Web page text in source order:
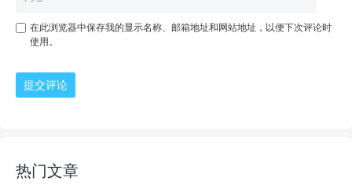
在此浏览器中保存我的显示名称、邮箱地址和网站地址，以便下次评论时
使用。
提交评论
热门文章